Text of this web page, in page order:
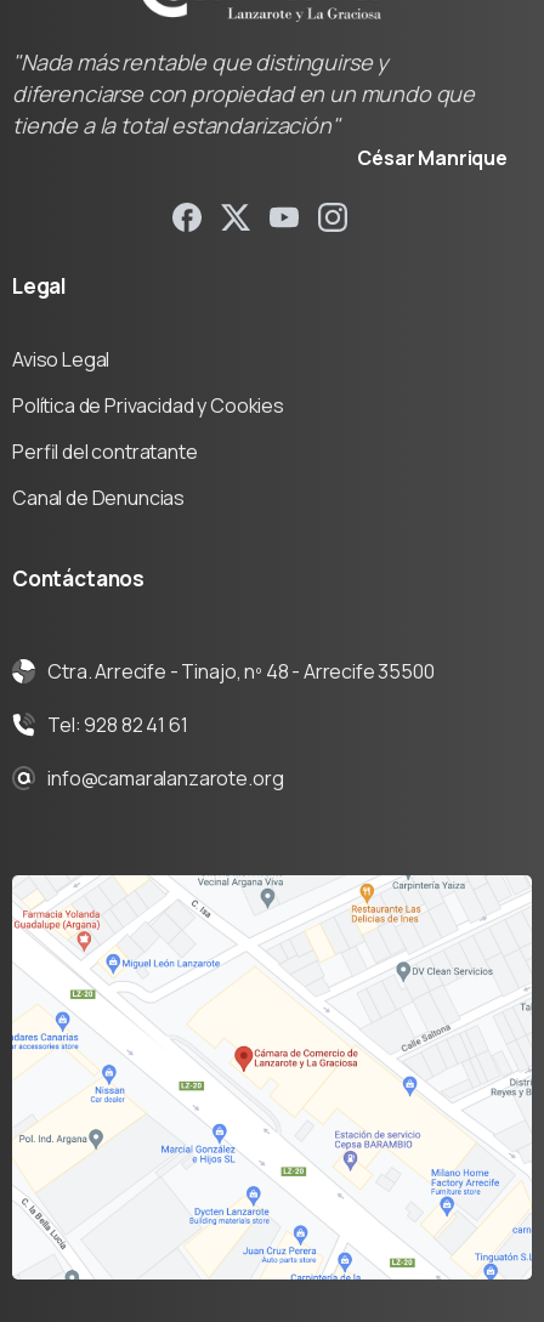
"Nada más rentable que distinguirse y
diferenciarse con propiedad en un mundo que
tiende a la total estandarización"
César Manrique
Legal
Aviso Legal
Política de Privacidad y Cookies
Perfil del contratante
Canal de Denuncias
Contáctanos
Ctra. Arrecife - Tinajo, nº 48 - Arrecife 35500
Tel: 928 82 41 61
info@camaralanzarote.org